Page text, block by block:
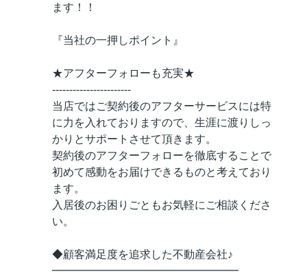
ます！！
『当社の一押しポイント』
★アフターフォローも充実★
-----------------------
当店ではご契約後のアフターサービスには特
に力を入れておりますので、生涯に渡りしっ
かりとサポートさせて頂きます。
契約後のアフターフォローを徹底することで
初めて感動をお届けできるものと考えており
ます。
入居後のお困りごともお気軽にご相談くださ
い。
◆顧客満足度を追求した不動産会社♪
━━━━━━━━━━━━━━━━━